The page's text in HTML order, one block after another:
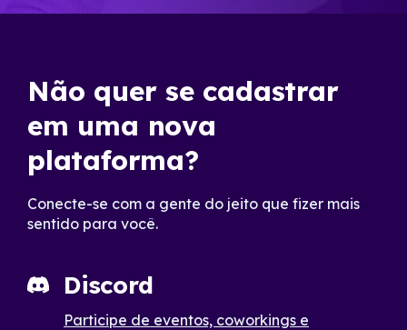
Não quer se cadastrar
em uma nova
plataforma?
Conecte-se com a gente do jeito que fizer mais
sentido para você.
Discord
Participe de eventos, coworkings e